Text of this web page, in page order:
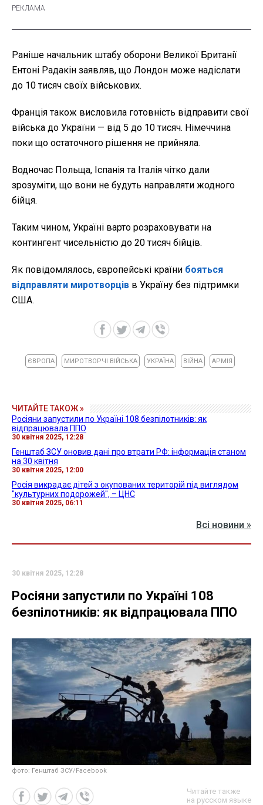
Раніше начальник штабу оборони Великої Британії
Ентоні Радакін заявляв, що Лондон може надіслати
до 10 тисяч своїх військових.
Франція також висловила готовність відправити свої
війська до України — від 5 до 10 тисяч. Німеччина
поки що остаточного рішення не прийняла.
Водночас Польща, Іспанія та Італія чітко дали
зрозуміти, що вони не будуть направляти жодного
бійця.
Таким чином, Україні варто розраховувати на
контингент чисельністю до 20 тисяч бійців.
Як повідомлялось, європейські країни бояться
відправляти миротворців в Україну без підтримки
США.
ЄВРОПА МИРОТВОРЧІ ВІЙСЬКА УКРАЇНА ВІЙНА АРМІЯ
ЧИТАЙТЕ ТАКОЖ »
Росіяни запустили по Україні 108 безпілотників: як
відпрацювала ППО
30 квітня 2025, 12:28
Генштаб ЗСУ оновив дані про втрати РФ: інформація станом
на 30 квітня
30 квітня 2025, 12:00
Росія викрадає дітей з окупованих територій під виглядом
"культурних подорожей", – ЦНС
30 квітня 2025, 06:11
Всі новини »
30 квітня 2025, 12:28
Росіяни запустили по Україні 108
безпілотників: як відпрацювала ППО
фото: Генштаб ЗСУ/Facebook
Читайте также
на русском языке